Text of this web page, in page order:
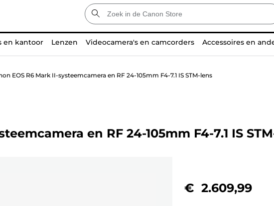
en kantoor Lenzen Videocamera's en camcorders Accessoires en
EOS R6 Mark II-systeemcamera en RF 24-105mm F4-7.1 IS STM-lens
en RF 24-105mm F4-7.1 IS
€ 2.609,99